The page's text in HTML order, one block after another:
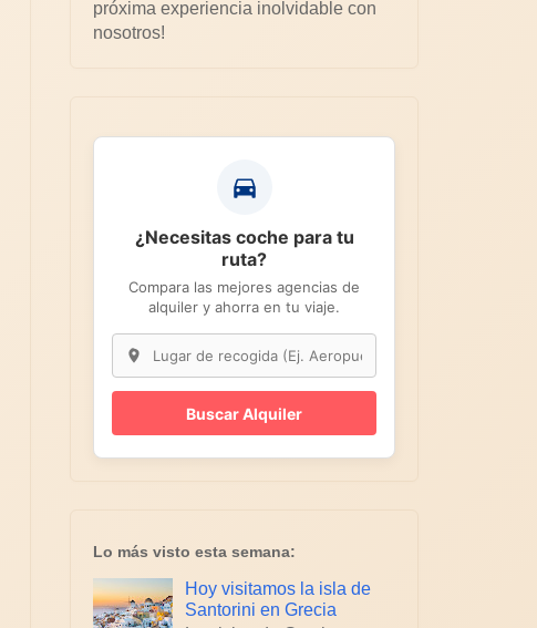
próxima experiencia inolvidable con
nosotros!
¿Necesitas coche para tu
ruta?
Compara las mejores agencias de
alquiler y ahorra en tu viaje.
Buscar Alquiler
Lo más visto esta semana:
Hoy visitamos la isla de
Santorini en Grecia